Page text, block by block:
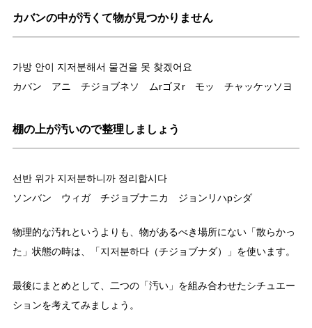
カバンの中が汚くて物が見つかりません
가방 안이 지저분해서 물건을 못 찾겠어요
カバン アニ チジョブネソ ムrゴヌr モッ チャッケッソヨ
棚の上が汚いので整理しましょう
선반 위가 지저분하니까 정리합시다
ソンバン ウィガ チジョブナニカ ジョンリハpシダ
物理的な汚れというよりも、物があるべき場所にない「散らかっ
た」状態の時は、「지저분하다（チジョブナダ）」を使います。
最後にまとめとして、二つの「汚い」を組み合わせたシチュエー
ションを考えてみましょう。